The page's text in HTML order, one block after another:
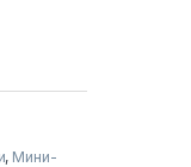
, Мини-